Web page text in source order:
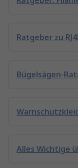
Ratgeber zu
Bügelsägen-
Alles Wichtige